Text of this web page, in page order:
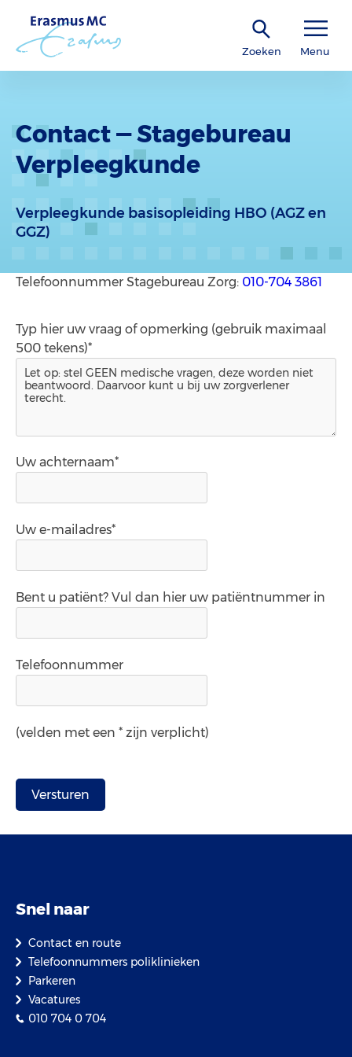
Zoeken Menu
Contact — Stagebureau
Verpleegkunde
Verpleegkunde basisopleiding HBO (AGZ en
GGZ)
Telefoonnummer Stagebureau Zorg: 010-704 3861
Typ hier uw vraag of opmerking (gebruik maximaal
500 tekens)*
Uw achternaam*
Uw e-mailadres*
Bent u patiënt? Vul dan hier uw patiëntnummer in
Telefoonnummer
(velden met een * zijn verplicht)
Snel naar
Contact en route
Telefoonnummers poliklinieken
Parkeren
Vacatures
010 704 0 704